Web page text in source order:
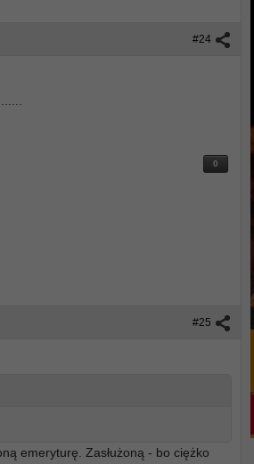
#24
0
#25
emeryturę. Zasłużoną - bo ciężko